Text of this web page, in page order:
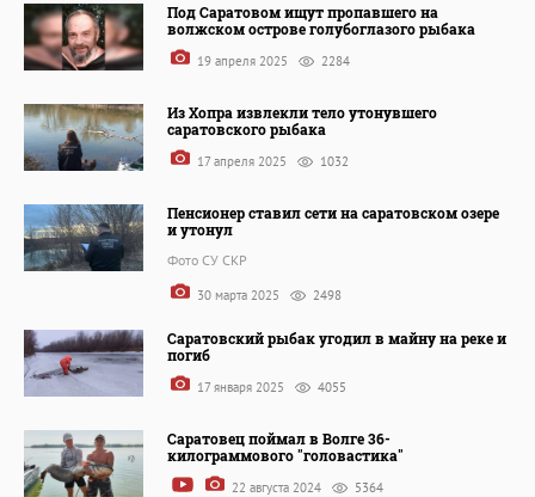
Под Саратовом ищут пропавшего на
волжском острове голубоглазого рыбака
19 апреля 2025 2284
Из Хопра извлекли тело утонувшего
саратовского рыбака
17 апреля 2025 1032
Пенсионер ставил сети на саратовском озере
и утонул
Фото СУ СКР
30 марта 2025 2498
Саратовский рыбак угодил в майну на реке и
погиб
17 января 2025 4055
Саратовец поймал в Волге 36-
килограммового "головастика"
22 августа 2024 5364